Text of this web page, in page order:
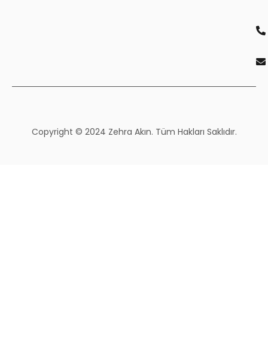
Copyright © 2024 Zehra Akın. Tüm Hakları Saklıdır.